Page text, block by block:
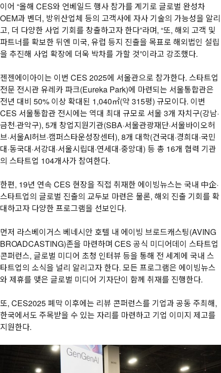
이어 “올해 CES와 언베일드 행사 참가를 계기로 글로벌 완성차
OEM과 벤더, 방위산업체 등의 고객사에 자사 기술의 가능성을 알리
고, 더 다양한 사업 기회를 창출하고자 한다”라며, “또, 해외 고객 및
파트너를 확보한 뒤엔 미국, 유럽 등지 진출을 목표로 해외법인 설립
을 추진해 사업 확장에 더욱 박차를 가할 것”이라고 강조했다.
젠젠에이아이는 이번 CES 2025에 서울관으로 참가한다. 스타트업
전문 전시관 유레카 파크(Eureka Park)에 마련되는 서울통합관은
전년 대비 50% 이상 확대된 1,040㎡(약 315평) 규모이다. 이번
CES 서울통합관 전시에는 역대 최대 규모로 서울 3개 자치구(강남·
금천·관악구), 5개 창업지원기관(SBA·서울관광재단·서울바이오허
브·서울AI허브·캠퍼스타운성장센터), 8개 대학(건국대·경희대·국민
대·동국대·서강대·서울시립대·연세대·중앙대) 등 총 16개 협력 기관
의 스타트업 104개사가 참여한다.
한편, 19년 연속 CES 현장을 직접 취재한 에이빙뉴스는 국내 中企·
스타트업의 글로벌 진출의 교두보 마련은 물론, 해외 진출 기회를 확
대하고자 다양한 프로그램을 선보인다.
먼저 라스베이거스 베네시안 호텔 내 에이빙 브로드캐스팅(AVING
BROADCASTING)존을 마련하며 CES 공식 미디어데이 스타트업
콘퍼런스, 글로벌 미디어 초청 인터뷰 등을 통해 전 세계에 국내 스
타트업의 소식을 널리 알리고자 한다. 모든 프로그램은 에이빙뉴스
와 제휴를 맺은 글로벌 미디어 기자단이 함께 취재를 진행한다.
또, CES2025 폐막 이후에는 리뷰 콘퍼런스를 기업과 공동 주최해,
한국에서도 주목받을 수 있는 자리를 마련하고 기업 이미지 제고를
지원한다.